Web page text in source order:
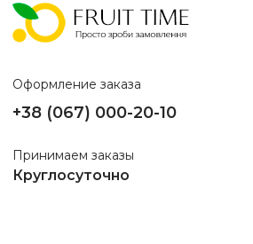
Оформление заказа
+38 (067) 000-20-10
Принимаем заказы
Круглосуточно